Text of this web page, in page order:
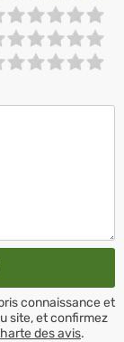
connaissance et
site, et confirmez
des avis.